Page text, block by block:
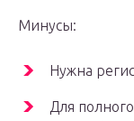
Минусы:
Нужна
Для